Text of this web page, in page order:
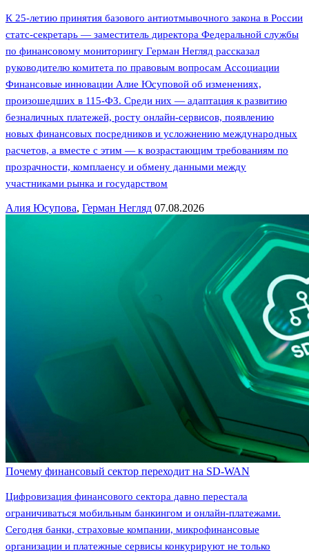
К 25-летию принятия базового антиотмывочного закона в России
статс-секретарь — заместитель директора Федеральной службы
по финансовому мониторингу Герман Негляд рассказал
руководителю комитета по правовым вопросам Ассоциации
Финансовые инновации Алие Юсуповой об изменениях,
произошедших в 115-ФЗ. Среди них — адаптация к развитию
безналичных платежей, росту онлайн-сервисов, появлению
новых финансовых посредников и усложнению международных
расчетов, а вместе с этим — к возрастающим требованиям по
прозрачности, комплаенсу и обмену данными между
участниками рынка и государством
Алия Юсупова, Герман Негляд 07.08.2026
Почему финансовый сектор переходит на SD-WAN
Цифровизация финансового сектора давно перестала
ограничиваться мобильным банкингом и онлайн-платежами.
Сегодня банки, страховые компании, микрофинансовые
организации и платежные сервисы конкурируют не только